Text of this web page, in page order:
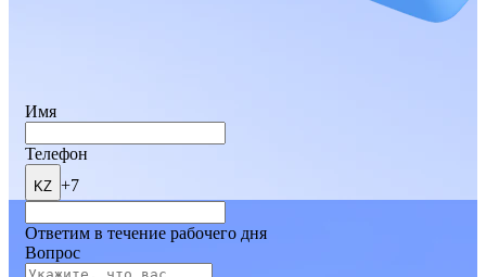
Имя
Телефон
KZ +7
Ответим в течение рабочего дня
Вопрос